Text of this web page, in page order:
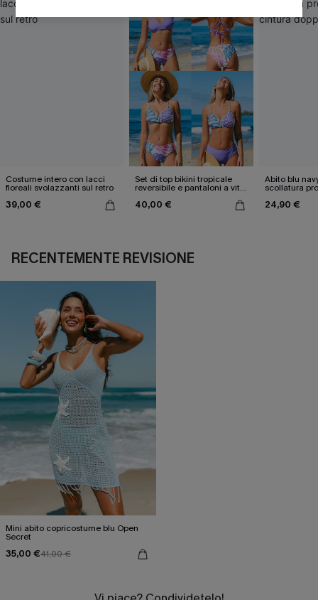
Costume intero con lacci
floreali svolazzanti sul retro
39,00 €
Set di top bikini tropicale
reversibile e pantaloni a vita
40,00 €
Abito blu
scollatura
24,90 €
RECENTEMENTE REVISIONE
Mini abito copricostume blu Open
Secret
35,00 €41,00 €